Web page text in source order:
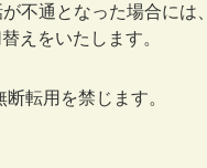
不通となった場合には、
えをいたします。
転用を禁じます。